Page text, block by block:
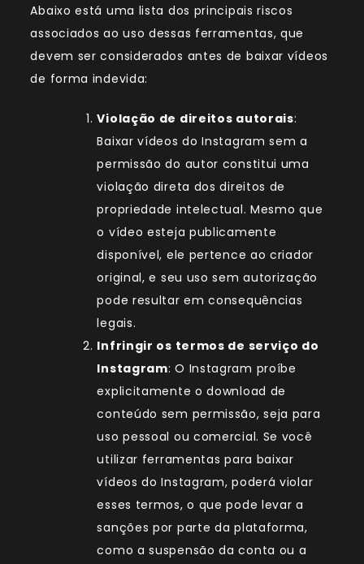
Abaixo está uma lista dos principais riscos
associados ao uso dessas ferramentas, que
devem ser considerados antes de baixar vídeos
de forma indevida:
Violação de direitos autorais:
Baixar vídeos do Instagram sem a
permissão do autor constitui uma
violação direta dos direitos de
propriedade intelectual. Mesmo que
o vídeo esteja publicamente
disponível, ele pertence ao criador
original, e seu uso sem autorização
pode resultar em consequências
legais.
Infringir os termos de serviço do
Instagram: O Instagram proíbe
explicitamente o download de
conteúdo sem permissão, seja para
uso pessoal ou comercial. Se você
utilizar ferramentas para baixar
vídeos do Instagram, poderá violar
esses termos, o que pode levar a
sanções por parte da plataforma,
como a suspensão da conta ou a